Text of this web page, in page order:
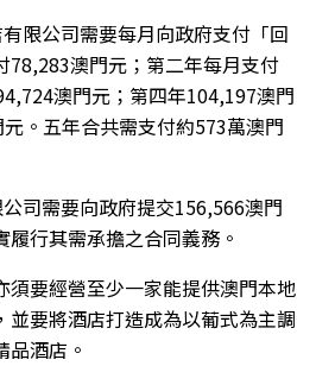
限公司需要每月向政府支付「回
78,283澳門元；第二年每月支付
澳門元；第四年104,197澳門
。五年合共需支付約573萬澳門
司需要向政府提交156,566澳門
行其需承擔之合同義務。
須要經營至少一家能提供澳門本地
並要將酒店打造成為以葡式為主調
品酒店。